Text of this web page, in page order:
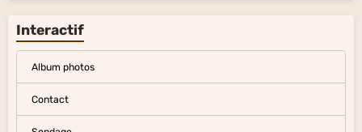
Interactif
Album photos
Contact